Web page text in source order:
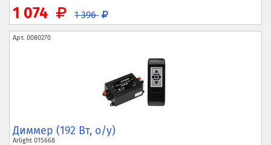
1 074 1 396
Арт. 0080270
Диммер (192 Вт, о/у)
Arlight 015668